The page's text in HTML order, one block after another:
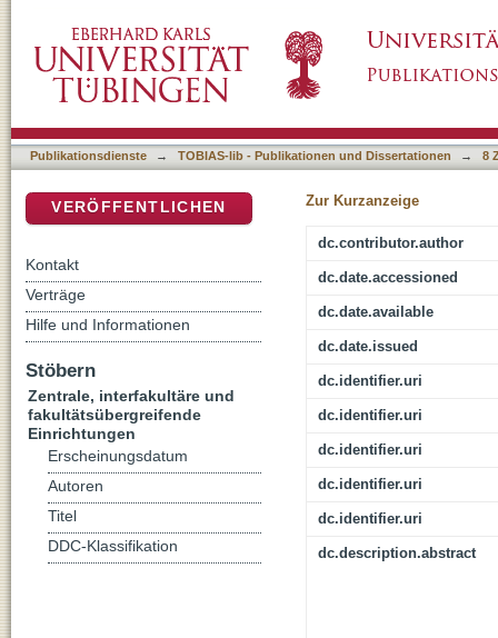
Publikationsdienste → TOBIAS-lib - Publikationen und Dissertationen → 8
Zur Kurzanzeige
dc.contributor.author
dc.date.accessioned
dc.date.available
dc.date.issued
dc.identifier.uri
dc.identifier.uri
dc.identifier.uri
dc.identifier.uri
dc.identifier.uri
dc.description.abstract
VERÖFFENTLICHEN
Kontakt
Verträge
Hilfe und Informationen
Stöbern
Zentrale, interfakultäre und
fakultätsübergreifende
Einrichtungen
Erscheinungsdatum
Autoren
Titel
DDC-Klassifikation